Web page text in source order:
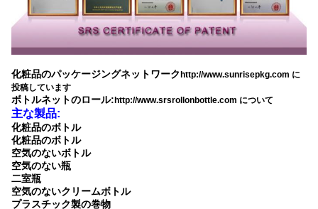
化粧品のパッケージングネットワーク http://www.sunrisepkg.com に
投稿しています
ボトルネットのロール: http://www.srsrollonbottle.com について
主な製品:
化粧品のボトル
化粧品のボトル
空気のないボトル
空気のない瓶
二室瓶
空気のないクリームボトル
プラスチック製の巻物